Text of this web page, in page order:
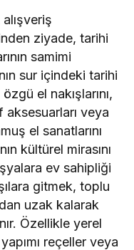
ziyade, tarihi
samimi
sur içindeki tarihi
özgü el nakışlarını,
aksesuarları veya
el sanatlarını
kültürel mirasını
ev sahipliği
gitmek, toplu
uzak kalarak
Özellikle yerel
reçeller veya